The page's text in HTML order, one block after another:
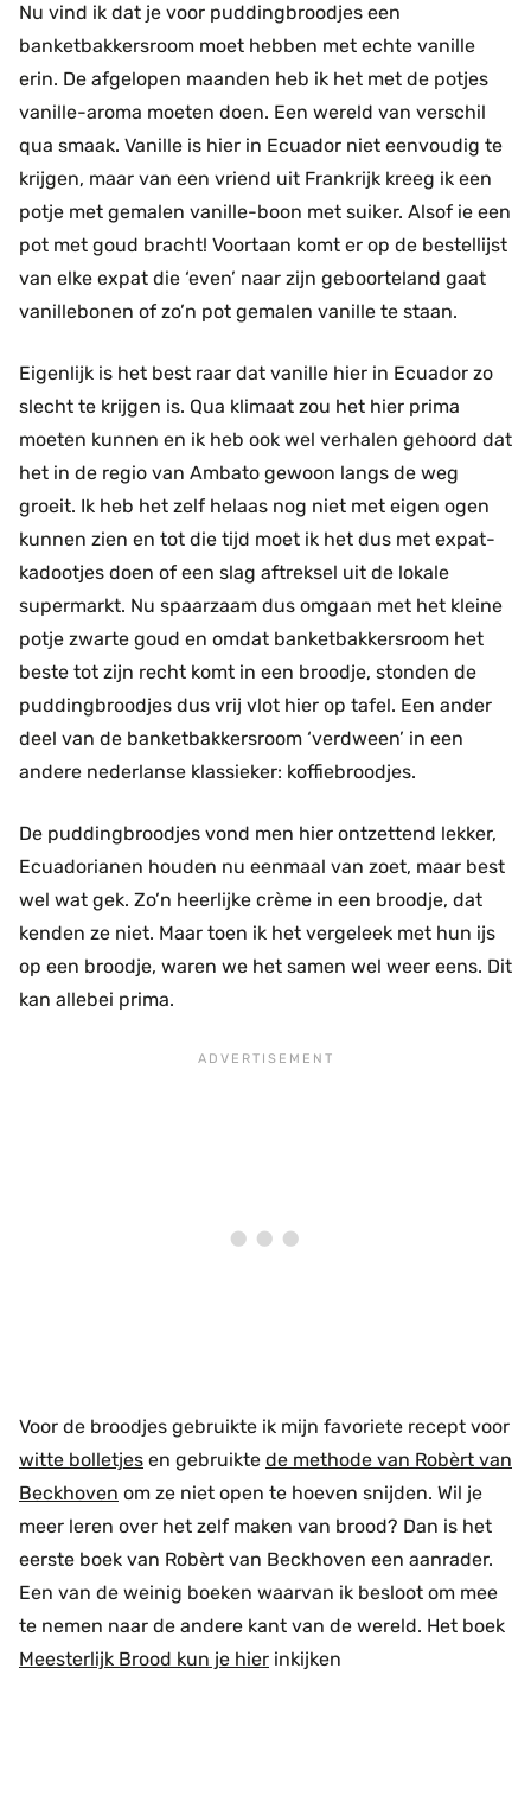
Nu vind ik dat je voor puddingbroodjes een
banketbakkersroom moet hebben met echte vanille
erin. De afgelopen maanden heb ik het met de potjes
vanille-aroma moeten doen. Een wereld van verschil
qua smaak. Vanille is hier in Ecuador niet eenvoudig te
krijgen, maar van een vriend uit Frankrijk kreeg ik een
potje met gemalen vanille-boon met suiker. Alsof ie een
pot met goud bracht! Voortaan komt er op de bestellijst
van elke expat die ‘even’ naar zijn geboorteland gaat
vanillebonen of zo’n pot gemalen vanille te staan.
Eigenlijk is het best raar dat vanille hier in Ecuador zo
slecht te krijgen is. Qua klimaat zou het hier prima
moeten kunnen en ik heb ook wel verhalen gehoord dat
het in de regio van Ambato gewoon langs de weg
groeit. Ik heb het zelf helaas nog niet met eigen ogen
kunnen zien en tot die tijd moet ik het dus met expat-
kadootjes doen of een slag aftreksel uit de lokale
supermarkt. Nu spaarzaam dus omgaan met het kleine
potje zwarte goud en omdat banketbakkersroom het
beste tot zijn recht komt in een broodje, stonden de
puddingbroodjes dus vrij vlot hier op tafel. Een ander
deel van de banketbakkersroom ‘verdween’ in een
andere nederlanse klassieker: koffiebroodjes.
De puddingbroodjes vond men hier ontzettend lekker,
Ecuadorianen houden nu eenmaal van zoet, maar best
wel wat gek. Zo’n heerlijke crème in een broodje, dat
kenden ze niet. Maar toen ik het vergeleek met hun ijs
op een broodje, waren we het samen wel weer eens. Dit
kan allebei prima.
Voor de broodjes gebruikte ik mijn favoriete recept voor
witte bolletjes en gebruikte de methode van Robèrt van
Beckhoven om ze niet open te hoeven snijden. Wil je
meer leren over het zelf maken van brood? Dan is het
eerste boek van Robèrt van Beckhoven een aanrader.
Een van de weinig boeken waarvan ik besloot om mee
te nemen naar de andere kant van de wereld. Het boek
Meesterlijk Brood kun je hier inkijken